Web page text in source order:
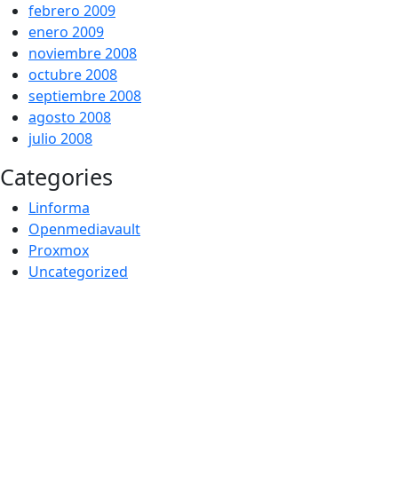
febrero 2009
enero 2009
noviembre 2008
octubre 2008
septiembre 2008
agosto 2008
julio 2008
Categories
Linforma
Openmediavault
Proxmox
Uncategorized